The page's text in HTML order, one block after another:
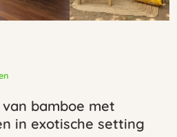
bamboe met
in exotische setting